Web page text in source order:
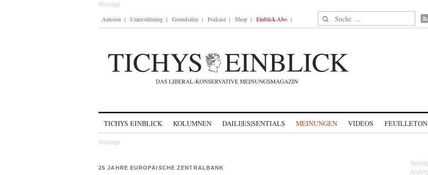
Autoren Unterstützung Grundsätze Podcast Shop Einblick-Abo Suche nach:
TICHYS EINBLICK KOLUMNEN DAILI|ES|SENTIALS MEINUNGEN VIDEOS FEUILLETON
25 JAHRE EUROPÄISCHE ZENTRALBANK